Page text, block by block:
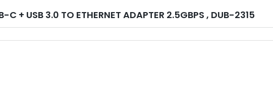
C + USB 3.0 TO ETHERNET ADAPTER 2.5GBPS , DUB-2315